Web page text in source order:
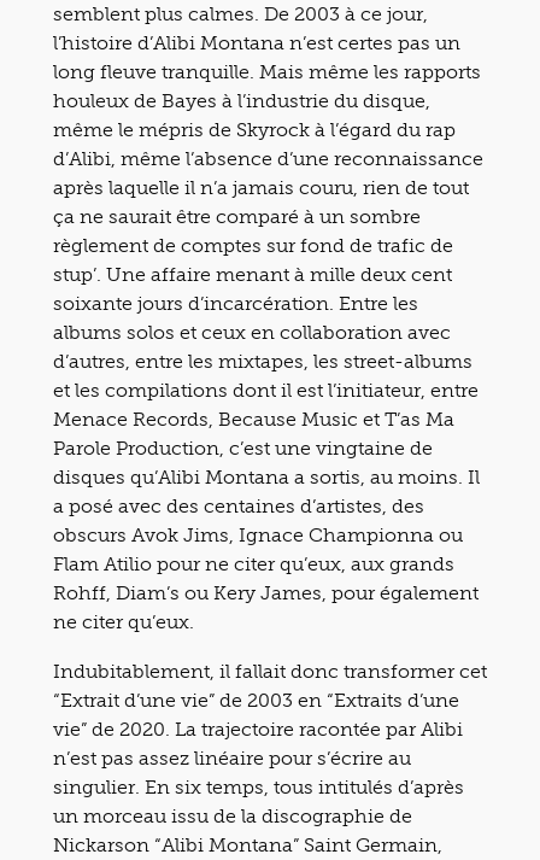
semblent plus calmes. De 2003 à ce jour,
l’histoire d’Alibi Montana n’est certes pas un
long fleuve tranquille. Mais même les rapports
houleux de Bayes à l’industrie du disque,
même le mépris de Skyrock à l’égard du rap
d’Alibi, même l’absence d’une reconnaissance
après laquelle il n’a jamais couru, rien de tout
ça ne saurait être comparé à un sombre
règlement de comptes sur fond de trafic de
stup’. Une affaire menant à mille deux cent
soixante jours d’incarcération. Entre les
albums solos et ceux en collaboration avec
d’autres, entre les mixtapes, les street-albums
et les compilations dont il est l’initiateur, entre
Menace Records, Because Music et T’as Ma
Parole Production, c’est une vingtaine de
disques qu’Alibi Montana a sortis, au moins. Il
a posé avec des centaines d’artistes, des
obscurs Avok Jims, Ignace Championna ou
Flam Atilio pour ne citer qu’eux, aux grands
Rohff, Diam’s ou Kery James, pour également
ne citer qu’eux.
Indubitablement, il fallait donc transformer cet
“Extrait d’une vie” de 2003 en “Extraits d’une
vie” de 2020. La trajectoire racontée par Alibi
n’est pas assez linéaire pour s’écrire au
singulier. En six temps, tous intitulés d’après
un morceau issu de la discographie de
Nickarson “Alibi Montana” Saint Germain,